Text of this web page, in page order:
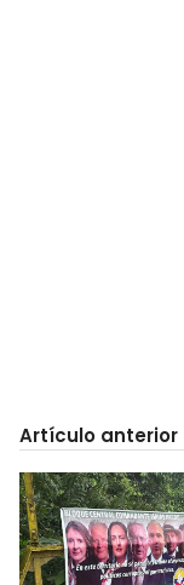
Artículo anterior